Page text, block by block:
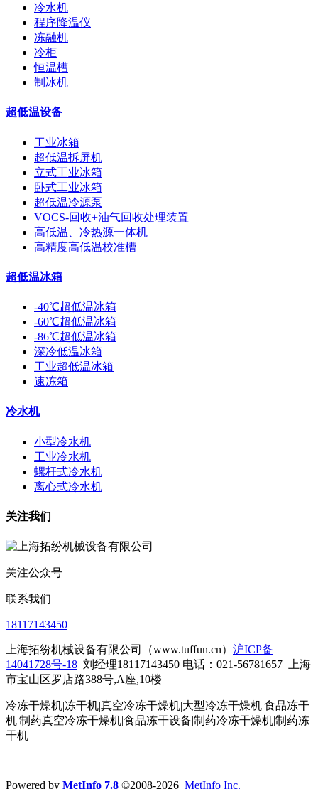
冷水机
程序降温仪
冻融机
冷柜
恒温槽
制冰机
超低温设备
工业冰箱
超低温拆屏机
立式工业冰箱
卧式工业冰箱
超低温冷源泵
VOCS-回收+油气回收处理装置
高低温、冷热源一体机
高精度高低温校准槽
超低温冰箱
-40℃超低温冰箱
-60℃超低温冰箱
-86℃超低温冰箱
深冷低温冰箱
工业超低温冰箱
速冻箱
冷水机
小型冷水机
工业冷水机
螺杆式冷水机
离心式冷水机
关注我们
关注公众号
联系我们
18117143450
上海拓纷机械设备有限公司（www.tuffun.cn） 沪ICP备
14041728号-18 刘经理18117143450 电话：021-56781657
上海
市宝山区罗店路388号,A座,10楼
冷冻干燥机|冻干机|真空冷冻干燥机|大型冷冻干燥机|食品冻干
机|制药真空冷冻干燥机|食品冻干设备|制药冷冻干燥机|制药冻
干机
Powered by MetInfo 7.8 ©2008-2026 MetInfo Inc.